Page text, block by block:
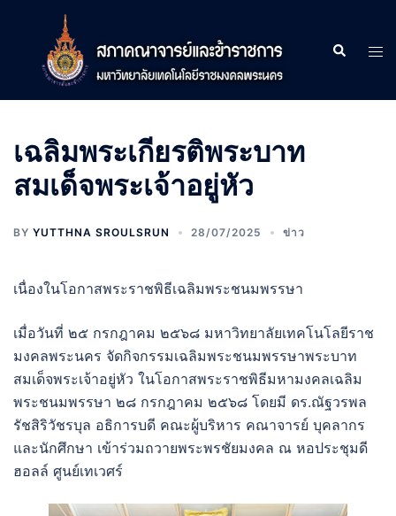
content
Search
เฉลิมพระเกียรติพระบาท
สมเด็จพระเจ้าอยู่หัว
BY YUTTHNA SROULSRUN 28/07/2025 ข่าว
เนื่องในโอกาสพระราชพิธีเฉลิมพระชนมพรรษา
เมื่อวันที่ ๒๕ กรกฎาคม ๒๕๖๘ มหาวิทยาลัยเทคโนโลยีราช
มงคลพระนคร จัดกิจกรรมเฉลิมพระชนมพรรษาพระบาท
สมเด็จพระเจ้าอยู่หัว ในโอกาสพระราชพิธีมหามงคลเฉลิม
พระชนมพรรษา ๒๘ กรกฎาคม ๒๕๖๘ โดยมี ดร.ณัฐวรพล
รัชสิริวัชรบุล อธิการบดี คณะผู้บริหาร คณาจารย์ บุคลากร
และนักศึกษา เข้าร่วมถวายพระพรชัยมงคล ณ หอประชุมดี
ฮอลล์ ศูนย์เทเวศร์